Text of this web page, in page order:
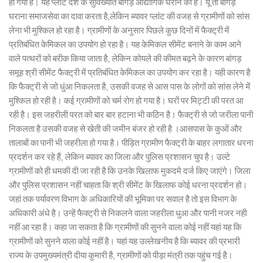
घराना समाजसेवा का दावा करता है,लेकिन ब्यावर प्लांट की वजह से ग्रामीणों को सांस
लेना भी मुश्किल हो रहा है। ग्रामीणों के अनुसार पिछले कुछ दिनों में फैक्ट्री में
प्रतिबंधित केमिकल का उपयोग हो रहा है। यह केमिकल सीमेंट बनाने के काम आने
वाले पत्थरों को बरीक किया जाता है, लेकिन कोयले की कीमत बढ़ने के कारण बांगड़
समूह श्री सीमेंट फैक्ट्री में प्रतिबंधित केमिकल का उपयोग कर रहा है। यही कारण है
कि फैक्ट्री से जो धुंआ निकलता है, उसकी वजह से आस पास के लोगों को सांस लेने में
मुश्किल हो रही है। कई ग्रामीणों को चर्म रोग हो गया है। घरों पर मिट्टी की परत आ
रही है। इस जहरीली परत को बार बार हटाना भी कठिन है। फैक्ट्री से जो जरीला पानी
निकलता है उसकी वजह से खेती की जमीन बंजर हो रही है ।आसपास के कुओं और
तालाबों का पानी भी जहरीला हो गया है। पीड़ित ग्रामीण फैक्ट्री के बाहर लगातार धरना
प्रदर्शन कर रहे हैं, लेकिन ब्यावर का जिला और पुलिस प्रशासन चुप है। उल्टे
ग्रामीणों को ही धमकी दी जा रही है कि उनके खिलाफ मुकदमे दर्ज किए जाएंगे। जिला
और पुलिस प्रशासन नहीं चाहता कि श्री सीमेंट के खिलाफ कोई धरना प्रदर्शन हो।
जहां तक पर्यावरण विभाग के अधिकारियों की भूमिका पर सवाल है तो इस विभाग के
अधिकारी अंधे है। उन्हें फैक्ट्री से निकलने वाला जहरीला धुआ और पानी नजर नही
नहीं आ रहा है। कहा जा सकता है कि ग्रामीणों की सुनने वाला कोई नहीं यहां यह कि
ग्रामीणों को सुनने वाला कोई नहीं है। यहां यह उल्लेखनीय है कि ब्यावर की प्रभारी
राज्य के उपमुख्यमंत्री दीया कुमारी है, ग्रामीणों को पीड़ा मंत्री तक पहुंच गई है।